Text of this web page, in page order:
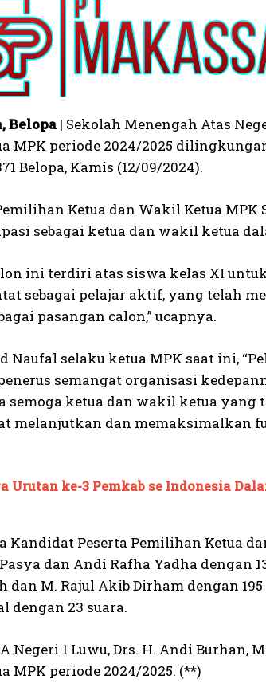
Belopa| Sekolah Menengah Atas
MPK periode 2024/2025
Belopa, Kamis (12/09/2024).
Ketua dan Wakil Ketua MPK
sebagai ketua dan wakil ketua
ini terdiri atas siswa kelas XI
sebagai pelajar aktif, yang telah
pasangan calon,” ucapnya.
Naufal selaku ketua MPK saat ini,
semangat organisasi
semoga ketua dan wakil ketua
melanjutkan dan memaksimalkan
Urutan ke-3 Pemkab se Indonesia
Kandidat Peserta Pemilihan Ketua
dan Andi Rafha Yadha dengan
dan M. Rajul Akib Dirham dengan 195
dengan 23 suara.
Negeri 1 Luwu, Drs. H. Andi
MPK periode 2024/2025. (**)